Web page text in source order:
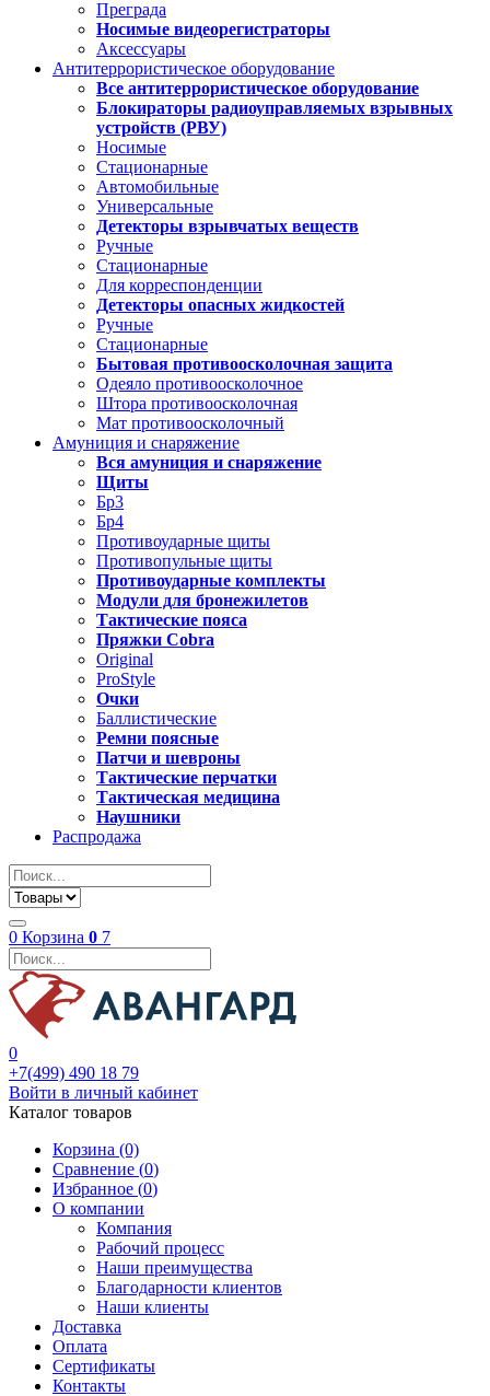
Преграда
Носимые видеорегистраторы
Аксессуары
Антитеррористическое оборудование
Все антитеррористическое оборудование
Блокираторы радиоуправляемых взрывных
устройств (РВУ)
Носимые
Стационарные
Автомобильные
Универсальные
Детекторы взрывчатых веществ
Ручные
Стационарные
Для корреспонденции
Детекторы опасных жидкостей
Ручные
Стационарные
Бытовая противоосколочная защита
Одеяло противоосколочное
Штора противоосколочная
Мат противоосколочный
Амуниция и снаряжение
Вся амуниция и снаряжение
Щиты
Бр3
Бр4
Противоударные щиты
Противопульные щиты
Противоударные комплекты
Модули для бронежилетов
Тактические пояса
Пряжки Cobra
Original
ProStyle
Очки
Баллистические
Ремни поясные
Патчи и шевроны
Тактические перчатки
Тактическая медицина
Наушники
Распродажа
0 Корзина 0 7
0
+7(499) 490 18 79
Войти в личный кабинет
Каталог товаров
Корзина (0)
Сравнение (0)
Избранное (0)
О компании
Компания
Рабочий процесс
Наши преимущества
Благодарности клиентов
Наши клиенты
Доставка
Оплата
Сертификаты
Контакты